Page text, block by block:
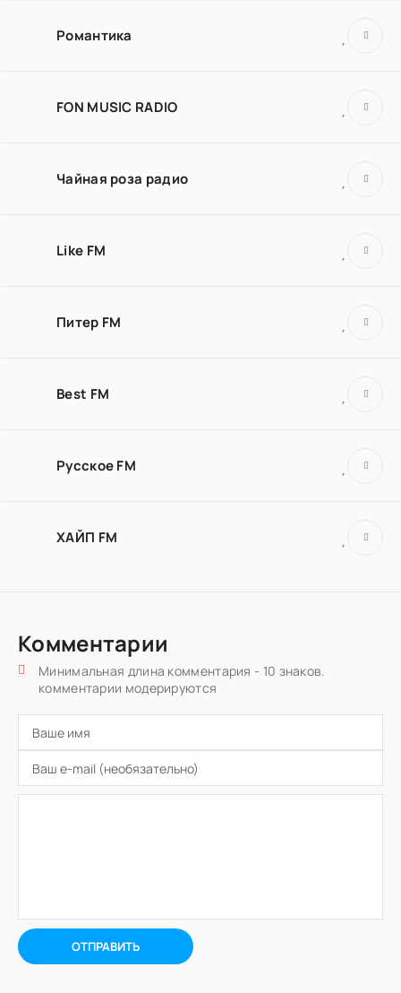
Романтика
FON MUSIC RADIO
Чайная роза радио
Like FM
Питер FM
Best FM
Русское FM
ХАЙП FM
Комментарии
Минимальная длина комментария - 10 знаков.
комментарии модерируются
ОТПРАВИТЬ